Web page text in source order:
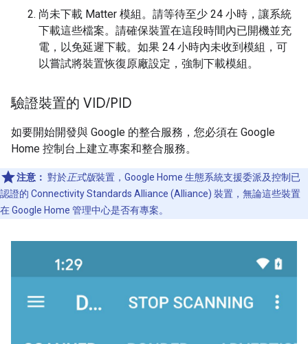
尚未下載 Matter 模組。請等待至少 24 小時，讓系統
下載這些檔案。請確保裝置在這段時間內已開機並充
電，以免延遲下載。如果 24 小時內未收到模組，可
以嘗試將裝置恢復原廠設定，強制下載模組。
驗證裝置的 VID/PID
如要開始開發與 Google 的整合服務，您必須在 Google
Home 控制台上建立專案和整合服務。
注意： 對於正式版裝置，Google Home 生態系統支援委派及控制已
認證的 Connectivity Standards Alliance (Alliance) 裝置，無論這些裝置
在 Google Home 管理中心是否有專案。